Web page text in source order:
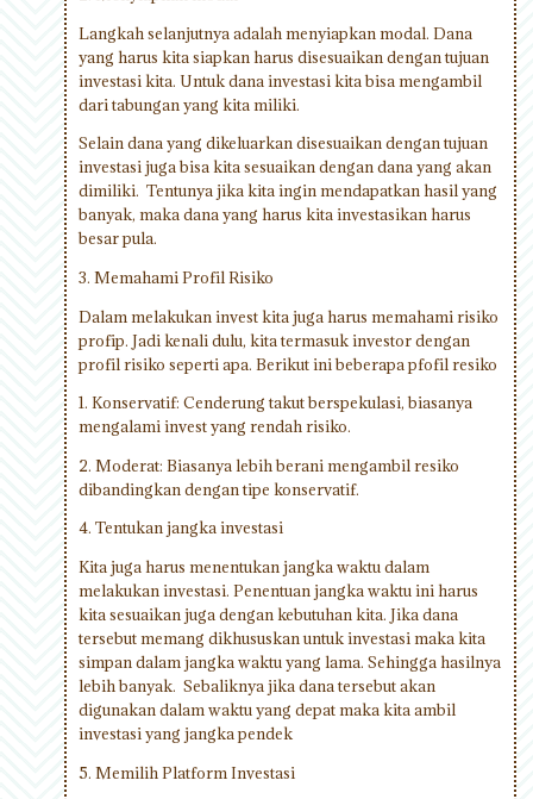
Langkah selanjutnya adalah menyiapkan modal. Dana
yang harus kita siapkan harus disesuaikan dengan tujuan
investasi kita. Untuk dana investasi kita bisa mengambil
dari tabungan yang kita miliki.
Selain dana yang dikeluarkan disesuaikan dengan tujuan
investasi juga bisa kita sesuaikan dengan dana yang akan
dimiliki. Tentunya jika kita ingin mendapatkan hasil yang
banyak, maka dana yang harus kita investasikan harus
besar pula.
3. Memahami Profil Risiko
Dalam melakukan invest kita juga harus memahami risiko
profip. Jadi kenali dulu, kita termasuk investor dengan
profil risiko seperti apa. Berikut ini beberapa pfofil resiko
1. Konservatif: Cenderung takut berspekulasi, biasanya
mengalami invest yang rendah risiko.
2. Moderat: Biasanya lebih berani mengambil resiko
dibandingkan dengan tipe konservatif.
4. Tentukan jangka investasi
Kita juga harus menentukan jangka waktu dalam
melakukan investasi. Penentuan jangka waktu ini harus
kita sesuaikan juga dengan kebutuhan kita. Jika dana
tersebut memang dikhususkan untuk investasi maka kita
simpan dalam jangka waktu yang lama. Sehingga hasilnya
lebih banyak. Sebaliknya jika dana tersebut akan
digunakan dalam waktu yang depat maka kita ambil
investasi yang jangka pendek
5. Memilih Platform Investasi